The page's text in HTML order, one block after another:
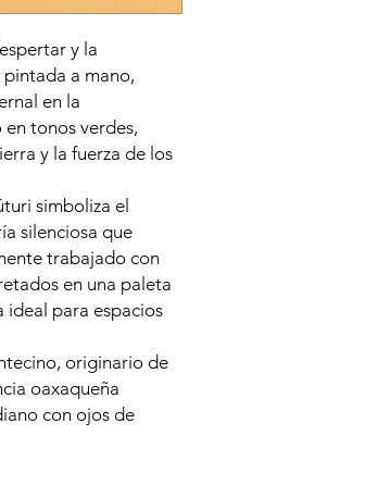
y la
a mano,
en la
tonos verdes,
y la fuerza de los
simboliza el
silenciosa que
trabajado con
en una paleta
ideal para espacios
originario de
oaxaqueña
con ojos de